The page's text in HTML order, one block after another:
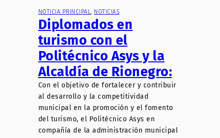
NOTICIA PRINCIPAL, NOTICIAS
Diplomados en
turismo con el
Politécnico Asys y la
Alcaldía de Rionegro:
Con el objetivo de fortalecer y contribuir
al desarrollo y la competitividad
municipal en la promoción y el fomento
del turismo, el Politécnico Asys en
compañía de la administración municipal